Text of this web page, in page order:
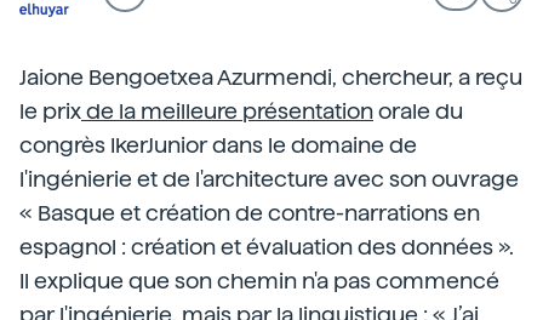
Jaione Bengoetxea Azurmendi, chercheur, a reçu
le prixde la meilleure présentationorale du
congrès IkerJunior dans le domaine de
l'ingénierie et de l'architecture avec son ouvrage
« Basque et création de contre-narrations en
espagnol : création et évaluation des données ».
Il explique que son chemin n'a pas commencé
par l'ingénierie, mais par la linguistique : « J’ai